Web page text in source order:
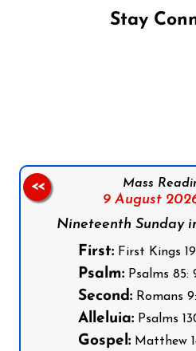
Stay
Mass
9 August
Nineteenth Sunday
First: First Kings
Psalm: Psalms 85:
Second: Romans
Alleluia: Psalms
Gospel: Matthew
<<